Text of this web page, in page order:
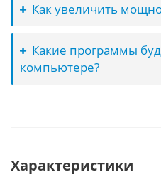
Как увеличить
Какие программы
компьютере?
Характеристики